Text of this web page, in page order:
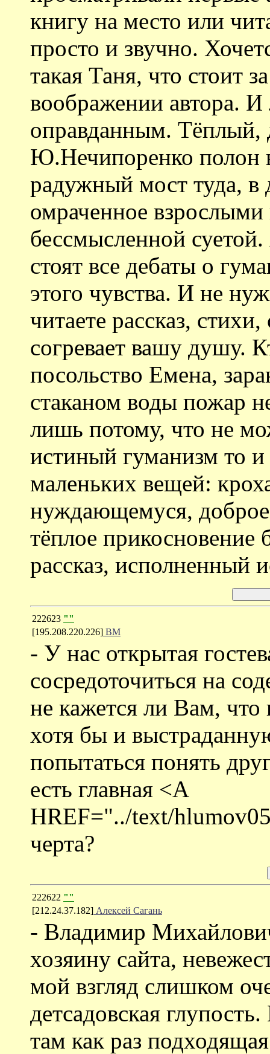
книгу на место или
просто и звучно.
такая Таня, что стоит
воображении автора. И
оправданным. Тёплый,
Ю.Нечипоренко полон
радужный мост туда, в
омраченное
бессмысленной
стоят все дебаты о
этого чувства. И не
читаете рассказ,
согревает вашу душу.
посольство Емена,
стаканом воды пожар
лишь потому, что не
истиный гуманизм то и
маленьких вещей:
нуждающемуся,
тёплое
рассказ, исполненный
222623 ""
[195.208.220.226] ВМ
- У нас открытая
сосредоточиться на
не кажется ли Вам, что
хотя бы и
попытаться понять
есть главная <A
HREF="../text/
черта?
222622 ""
[212.24.37.182] Алексей Сагань
- Владимир
хозяину сайта,
мой взгляд слишком
детсадовская
там как раз